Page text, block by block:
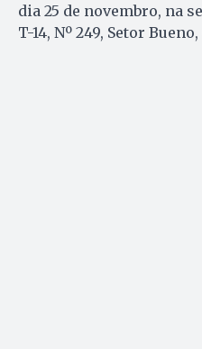
dia 25 de novembro, na
T-14, Nº 249, Setor